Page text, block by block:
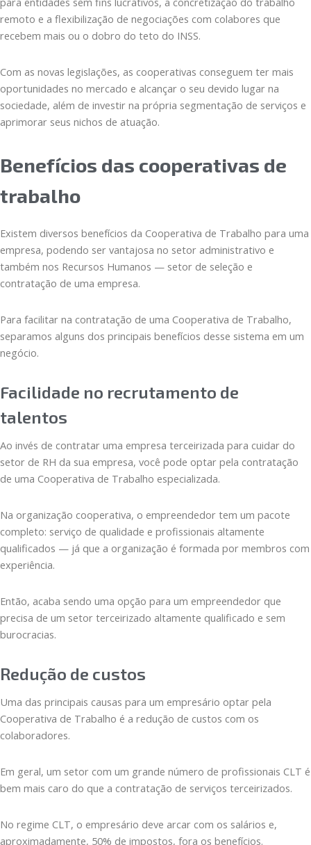
remoto e a flexibilização de negociações com colabores que
recebem mais ou o dobro do teto do INSS.
Com as novas legislações, as cooperativas conseguem ter mais
oportunidades no mercado e alcançar o seu devido lugar na
sociedade, além de investir na própria segmentação de serviços e
aprimorar seus nichos de atuação.
Benefícios das cooperativas de
trabalho
Existem diversos benefícios da Cooperativa de Trabalho para uma
empresa, podendo ser vantajosa no setor administrativo e
também nos Recursos Humanos — setor de seleção e
contratação de uma empresa.
Para facilitar na contratação de uma Cooperativa de Trabalho,
separamos alguns dos principais benefícios desse sistema em um
negócio.
Facilidade no recrutamento de
talentos
Ao invés de contratar uma empresa terceirizada para cuidar do
setor de RH da sua empresa, você pode optar pela contratação
de uma Cooperativa de Trabalho especializada.
Na organização cooperativa, o empreendedor tem um pacote
completo: serviço de qualidade e profissionais altamente
qualificados — já que a organização é formada por membros com
experiência.
Então, acaba sendo uma opção para um empreendedor que
precisa de um setor terceirizado altamente qualificado e sem
burocracias.
Redução de custos
Uma das principais causas para um empresário optar pela
Cooperativa de Trabalho é a redução de custos com os
colaboradores.
Em geral, um setor com um grande número de profissionais CLT é
bem mais caro do que a contratação de serviços terceirizados.
No regime CLT, o empresário deve arcar com os salários e,
aproximadamente, 50% de impostos, fora os benefícios.